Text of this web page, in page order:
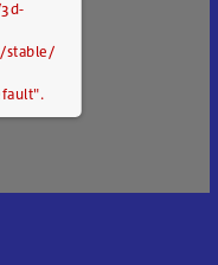
stable/